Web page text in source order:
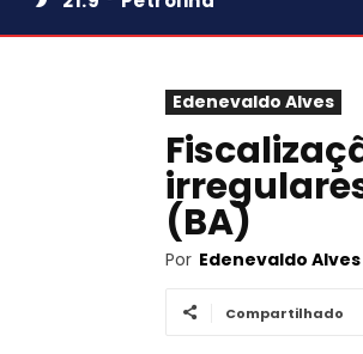
Edenevaldo Alves
(BA)
Por Edenevaldo Alves
Compartilhado